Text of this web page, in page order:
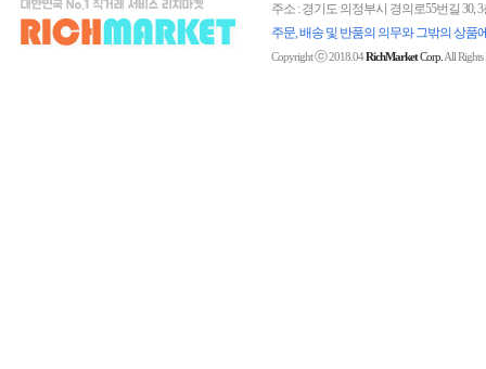
주소 : 경기도 의정부시 경의로55번길 30,
주문, 배송 및 반품의 의무와 그밖의 상
Copyrightⓒ2018.04RichMarketCorp. All Rights